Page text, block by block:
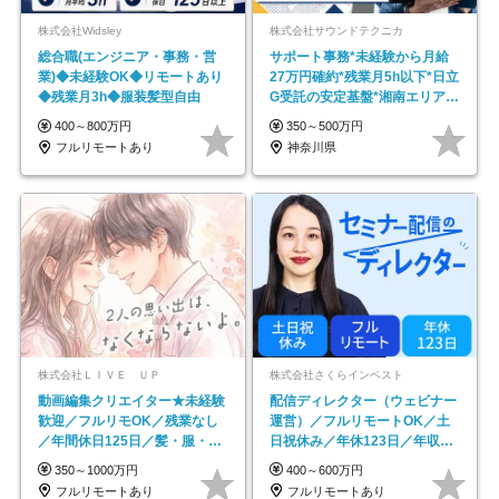
株式会社Widsley
総合職(エンジニア・事務・営
業)◆未経験OK◆リモートあり
◆残業月3h◆服装髪型自由
400～800万円
フルリモートあり
株式会社サウンドテクニカ
サポート事務*未経験から月給
27万円確約*残業月5h以下*日立
G受託の安定基盤*湘南エリア勤
務
350～500万円
神奈川県
株式会社ＬＩＶＥ ＵＰ
動画編集クリエイター★未経験
歓迎／フルリモOK／残業なし
／年間休日125日／髪・服・ネ
イル自由／研修充実で安心
350～1000万円
フルリモートあり
株式会社さくらインベスト
配信ディレクター（ウェビナー
運営）／フルリモートOK／土
日祝休み／年休123日／年収
600万円可
400～600万円
フルリモートあり